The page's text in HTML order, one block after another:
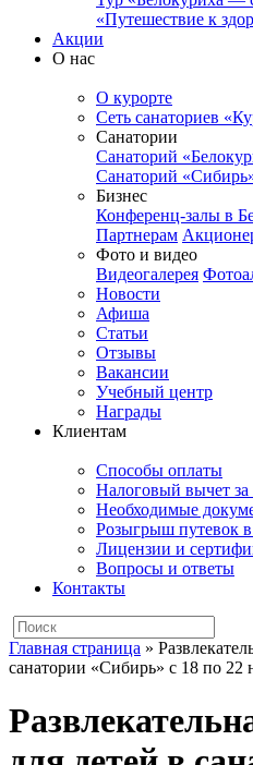
«Путешествие к
Акции
О нас
О курорте
Сеть санаториев
Санатории
Санаторий
Санаторий
Бизнес
Конференц-залы в
Партнерам
Фото и видео
Видеогалерея
Новости
Афиша
Статьи
Отзывы
Вакансии
Учебный центр
Награды
Клиентам
Способы оплаты
Налоговый вычет за
Необходимые
Розыгрыш путевок
Лицензии и
Вопросы и ответы
Контакты
Главная страница »
санатории «Сибирь» с 18 по 22